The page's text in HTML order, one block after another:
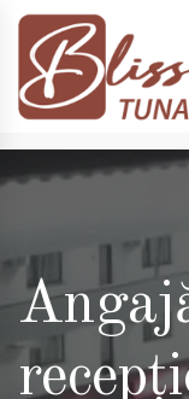
și 20:00 +40